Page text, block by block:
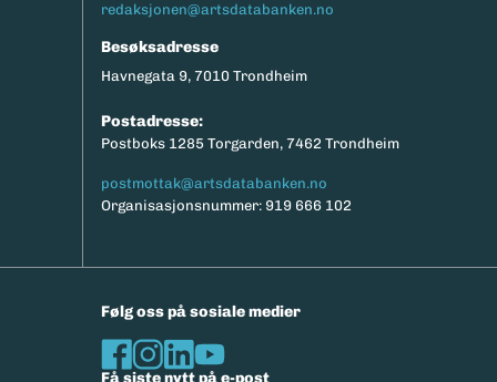
redaksjonen@artsdatabanken.no
Besøksadresse
Havnegata 9, 7010 Trondheim
Postadresse:
Postboks 1285 Torgarden, 7462 Trondheim
postmottak@artsdatabanken.no
Organisasjonsnummer: 919 666 102
Følg oss på sosiale medier
Få siste nytt på e-post